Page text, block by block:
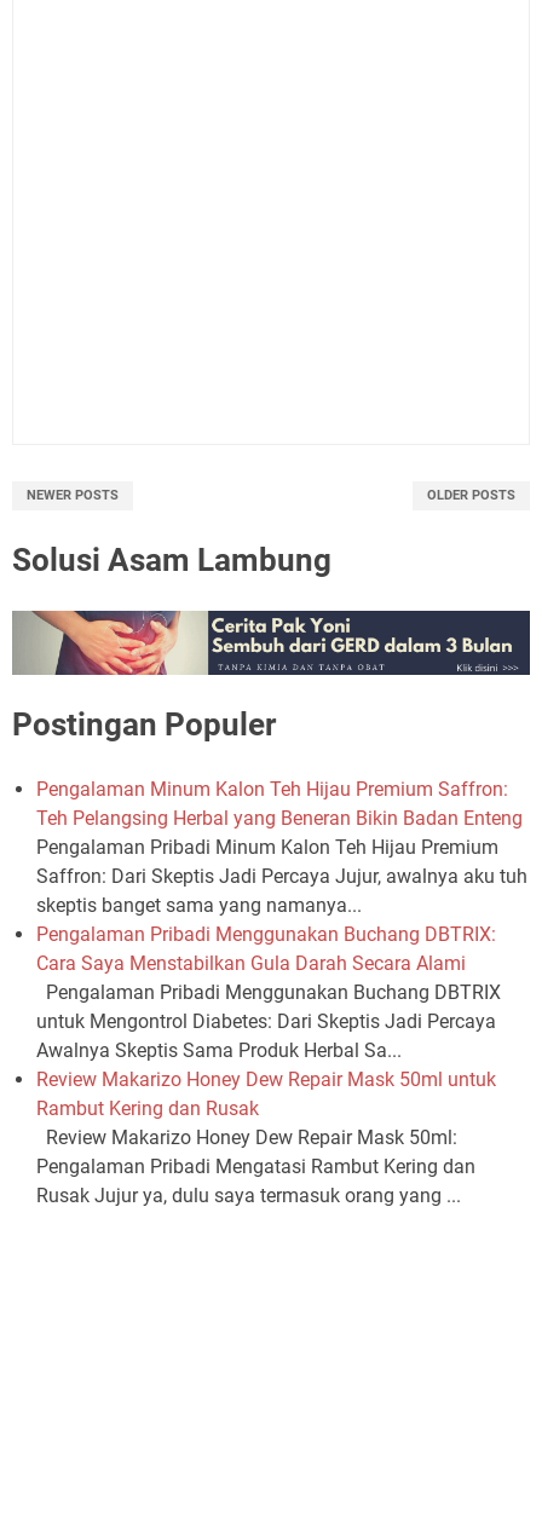
NEWER POSTS OLDER POSTS
Solusi Asam Lambung
Postingan Populer
Pengalaman Minum Kalon Teh Hijau Premium Saffron:
Teh Pelangsing Herbal yang Beneran Bikin Badan Enteng
Pengalaman Pribadi Minum Kalon Teh Hijau Premium
Saffron: Dari Skeptis Jadi Percaya Jujur, awalnya aku tuh
skeptis banget sama yang namanya...
Pengalaman Pribadi Menggunakan Buchang DBTRIX:
Cara Saya Menstabilkan Gula Darah Secara Alami
Pengalaman Pribadi Menggunakan Buchang DBTRIX
untuk Mengontrol Diabetes: Dari Skeptis Jadi Percaya
Awalnya Skeptis Sama Produk Herbal Sa...
Review Makarizo Honey Dew Repair Mask 50ml untuk
Rambut Kering dan Rusak
Review Makarizo Honey Dew Repair Mask 50ml:
Pengalaman Pribadi Mengatasi Rambut Kering dan
Rusak Jujur ya, dulu saya termasuk orang yang ...